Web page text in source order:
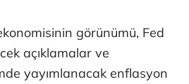
görünümü, Fed
açıklamalar ve
yayımlanacak enflasyon